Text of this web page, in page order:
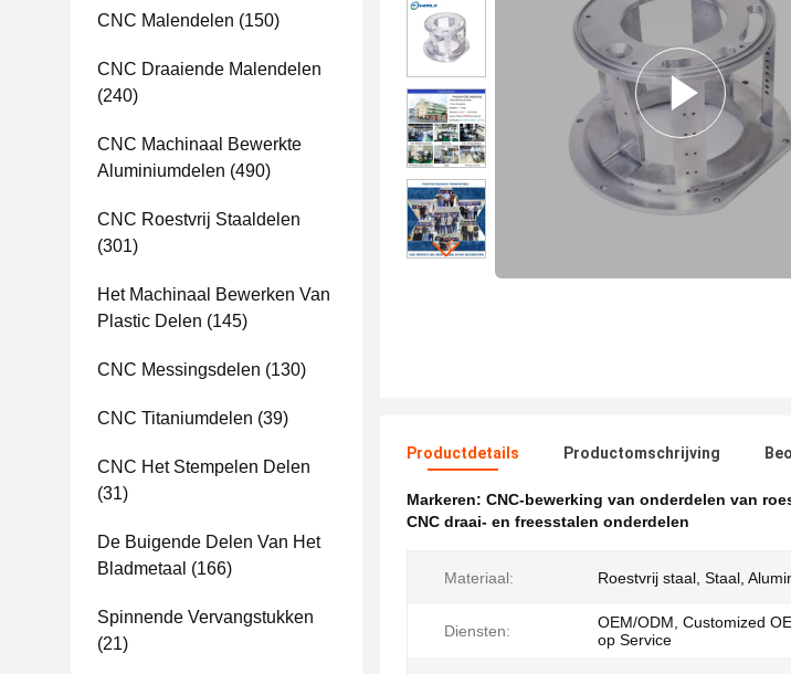
CNC Malendelen (150)
CNC Draaiende Malendelen
(240)
CNC Machinaal Bewerkte
Aluminiumdelen (490)
CNC Roestvrij Staaldelen
(301)
Het Machinaal Bewerken Van
Plastic Delen (145)
CNC Messingsdelen (130)
CNC Titaniumdelen (39)
CNC Het Stempelen Delen
(31)
De Buigende Delen Van Het
Bladmetaal (166)
Spinnende Vervangstukken
(21)
Productdetails Productomschrijving
Markeren: CNC-bewerking van onderdelen van
CNC draai- en freesstalen onderdelen
Materiaal: Roestvrij staal, Staal,
Diensten:
OEM/ODM, Customized
op Service